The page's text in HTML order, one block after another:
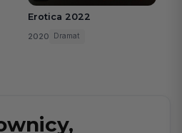
Erotica 2022
2020 Dramat